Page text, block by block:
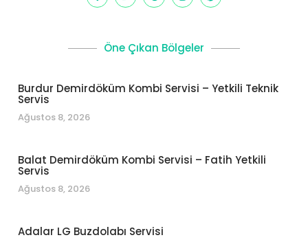
Öne Çıkan Bölgeler
Burdur Demirdöküm Kombi Servisi – Yetkili Teknik
Servis
Ağustos 8, 2026
Balat Demirdöküm Kombi Servisi – Fatih Yetkili
Servis
Ağustos 8, 2026
Adalar LG Buzdolabı Servisi